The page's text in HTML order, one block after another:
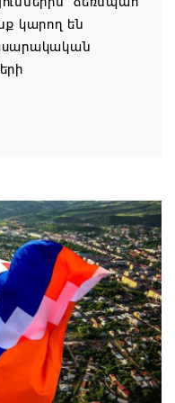
կարող են
դիմում չի